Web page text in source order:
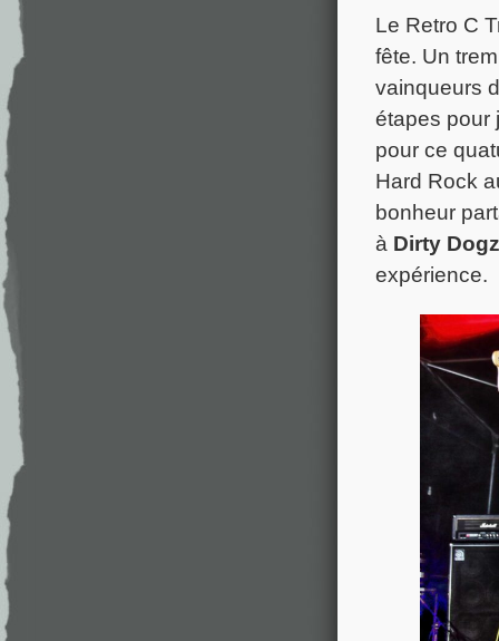
Le Retro C
fête. Un
vainqueurs
étapes pour
pour ce
Hard Rock
bonheur
à Dirty Dogz
expérience.